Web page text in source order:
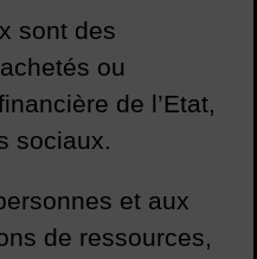
sont des
ou
de l’Etat,
sociaux.
et aux
de ressources,